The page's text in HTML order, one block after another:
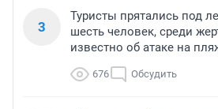
3
Туристы прятались под
шесть человек, среди
известно об атаке на
676 Обсудить